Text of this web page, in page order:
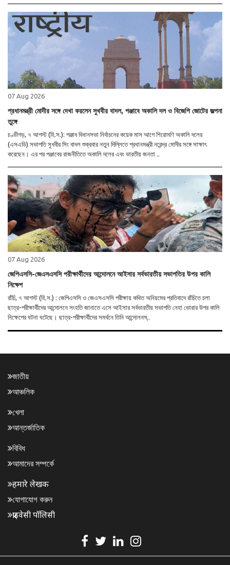
07 Aug 2026
প্রধানমন্ত্রী মোদীর সঙ্গে দেখা করলেন সুখবীর বাদল, পঞ্জাবে অকালি দল ও বিজেপি জোটের জল্পনা
তুঙ্গে
চণ্ডীগড়, ৭ আগস্ট (হি.স.): পঞ্জাব বিধানসভা নির্বাচনের কয়েক মাস আগে শিরোমণি অকালি দলের
(এসএডি) সভাপতি সুখবীর সিং বাদল শুক্রবার নতুন দিল্লিতে প্রধানমন্ত্রী নরেন্দ্র মোদীর সঙ্গে সাক্ষাৎ
করেছেন। এর পর পঞ্জাবের রাজনীতিতে অকালি দলের এবং ভারতীয় জনতা ..
07 Aug 2026
জেপিএসসি-জেএসএসসি পরীক্ষার্থীদের আন্দোলনে আইসার সর্বভারতীয় সভাপতির উপর কালি
নিক্ষেপ
রাঁচি, ৭ আগস্ট (হি.স.) : জেপিএসসি ও জেএসএসসি পরীক্ষায় কথিত অনিয়মের প্রতিবাদে রাঁচিতে চলা
ছাত্র-পরীক্ষার্থীদের আন্দোলনে সংহতি জানাতে এসে আইসার সর্বভারতীয় সভাপতি নেহা ভোরার উপর কালি
নিক্ষেপের ঘটনা ঘটেছে। ছাত্র-পরীক্ষার্থীদের সমর্থনে তিনি আন্দোলনস্..
জাতীয়
আঞ্চলিক
খেলা
আন্তর্জাতিক
বিবিধ
আমাদের সম্পর্কে
हमारे लेखक
যোগাযোগ করুন
प्राइवेसी पॉलिसी